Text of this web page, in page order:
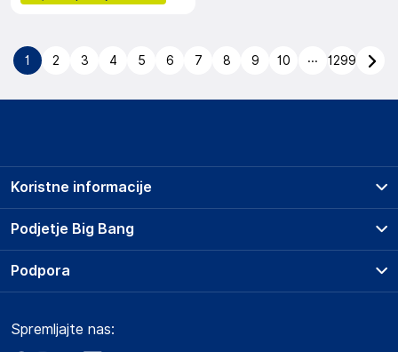
1 2 3 4 5 6 7 8 9 10 ... 1299
Podjetje Big Bang
O podjetju
Obvestila za javnost
Koristne informacije
Prodajna mesta
Storitve
Dostava, vnos in odvoz
Podpora
Marketplace
Spremljajte nas: